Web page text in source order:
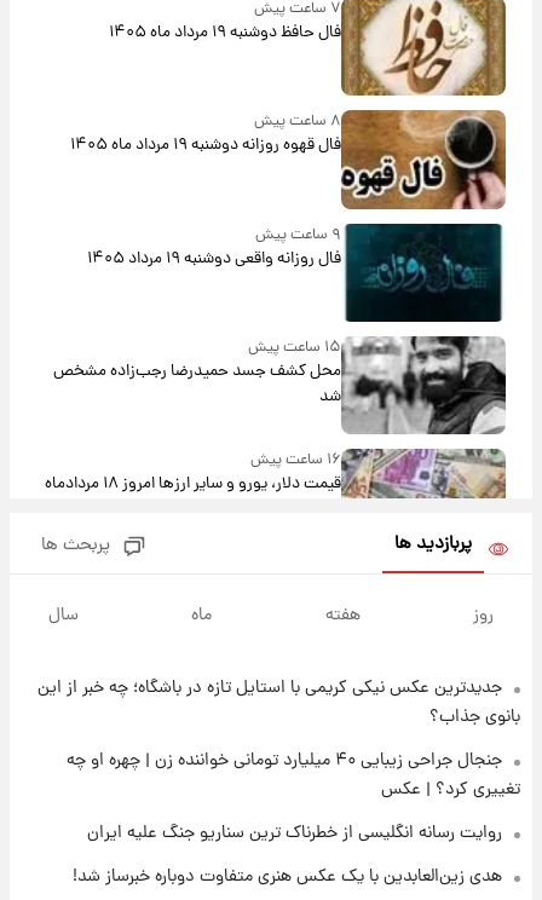
۷ ساعت پیش
فال حافظ دوشنبه ۱۹ مرداد ماه ۱۴۰۵
۸ ساعت پیش
فال قهوه روزانه دوشنبه ۱۹ مرداد ماه ۱۴۰۵
فال روزانه واقعی دوشنبه ۱۹ مرداد ۱۴۰۵
۱۵ ساعت پیش
محل کشف جسد حمیدرضا رجب‌زاده مشخص
شد
۱۶ ساعت پیش
قیمت دلار، یورو و سایر ارزها امروز ۱۸ مردادماه
جدول
۱۵ ساعت پیش
زمان برگزاری دربی ۱۰۷ اعلام شد؟
پربازدید ها پربحث ها
روز هفته ماه سال
جدیدترین عکس نیکی کریمی با استایل تازه در باشگاه؛ چه خبر از این
بانوی جذاب؟
جنجال جراحی زیبایی ۴۰ میلیارد تومانی خواننده زن | چهره او چه
تغییری کرد؟ | عکس
روایت رسانه انگلیسی از خطرناک ترین سناریو جنگ علیه ایران
هدی زین‌العابدین با یک عکس هنری متفاوت دوباره خبرساز شد!